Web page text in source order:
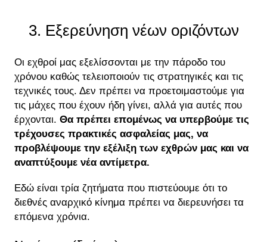
3. Εξερεύνηση νέων οριζόντων
Οι εχθροί μας εξελίσσονται με την πάροδο του
χρόνου καθώς τελειοποιούν τις στρατηγικές και τις
τεχνικές τους. Δεν πρέπει να προετοιμαστούμε για
τις μάχες που έχουν ήδη γίνει, αλλά για αυτές που
έρχονται. Θα πρέπει επομένως να υπερβούμε τις
τρέχουσες πρακτικές ασφαλείας μας, να
προβλέψουμε την εξέλιξη των εχθρών μας και να
αναπτύξουμε νέα αντίμετρα.
Εδώ είναι τρία ζητήματα που πιστεύουμε ότι το
διεθνές αναρχικό κίνημα πρέπει να διερευνήσει τα
επόμενα χρόνια.